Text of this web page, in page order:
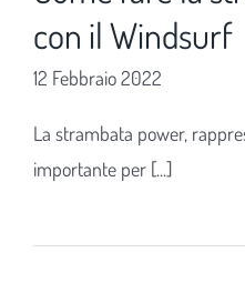
con il Windsurf
12 Febbraio 2022
La strambata power,
importante per [...]